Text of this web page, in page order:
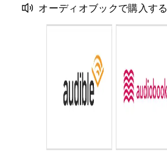
オーディオブックで購入する